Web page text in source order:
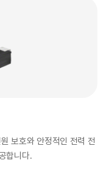
보호와 안정적인 전력 전
합니다.